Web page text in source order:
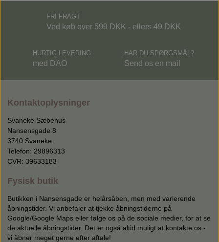
FRI FRAGT
Ved køb over 599 DKK - ellers 49 DKK
HURTIG LEVERING
med DAO
HAR DU SPØRGSMÅL?
Send os en mail
Kontaktoplysninger
Svaneke Sæbehus
Nansensgade 8
3740 Svaneke
Telefon: 29896313
CVR: 39633183
Fysisk butik
Butikken i Nansensgade er helårsåben, men med varierende
åbningstider. Vi anbefaler at tjekke åbningstiderne på
Google/Google Maps eller følge os på de sociale medier, for at se
de aktuelle åbningstider. Det er også altid muligt at kontakte os -
vi åbner meget gerne efter aftale!